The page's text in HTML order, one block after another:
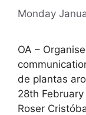
Monday
OA –
de plantas
28th
Roser